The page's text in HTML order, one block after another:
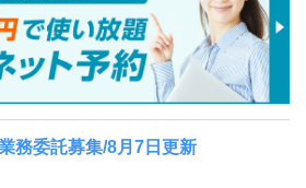
務委託募集/8月7日更新